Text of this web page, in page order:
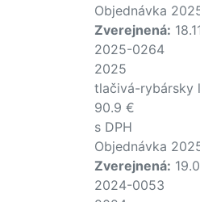
Objednávka
Zverejnená:
2025-0264
2025
tlačivá-rybársky
90.9 €
s DPH
Objednávka
Zverejnená:
2024-0053